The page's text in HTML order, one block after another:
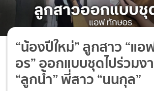
“น้องปีใหม่” ลูกสาว “แ
อร” ออกแบบชุดไปร่วมง
“ลูกน้ำ” พี่สาว “นนกุล”